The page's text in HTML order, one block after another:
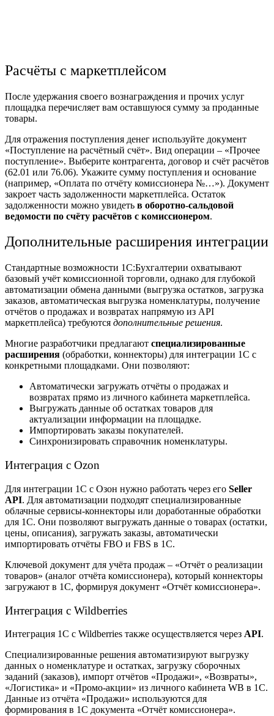
Расчёты с маркетплейсом
После удержания своего вознаграждения и прочих услуг
площадка перечисляет вам оставшуюся сумму за проданные
товары.
Для отражения поступления денег используйте документ
«Поступление на расчётный счёт». Вид операции – «Прочее
поступление». Выберите контрагента, договор и счёт расчётов
(62.01 или 76.06). Укажите сумму поступления и основание
(например, «Оплата по отчёту комиссионера №…»). Документ
закроет часть задолженности маркетплейса. Остаток
задолженности можно увидеть в оборотно-сальдовой
ведомости по счёту расчётов с комиссионером.
Дополнительные расширения интеграции
Стандартные возможности 1С:Бухгалтерии охватывают
базовый учёт комиссионной торговли, однако для глубокой
автоматизации обмена данными (выгрузка остатков, загрузка
заказов, автоматическая выгрузка номенклатуры, получение
отчётов о продажах и возвратах напрямую из API
маркетплейса) требуются дополнительные решения.
Многие разработчики предлагают специализированные
расширения (обработки, коннекторы) для интеграции 1С с
конкретными площадками. Они позволяют:
Автоматически загружать отчёты о продажах и
возвратах прямо из личного кабинета маркетплейса.
Выгружать данные об остатках товаров для
актуализации информации на площадке.
Импортировать заказы покупателей.
Синхронизировать справочник номенклатуры.
Интеграция с Ozon
Для интеграции 1С с Озон нужно работать через его Seller
API. Для автоматизации подходят специализированные
облачные сервисы-коннекторы или доработанные обработки
для 1С. Они позволяют выгружать данные о товарах (остатки,
цены, описания), загружать заказы, автоматически
импортировать отчёты FBO и FBS в 1С.
Ключевой документ для учёта продаж – «Отчёт о реализации
товаров» (аналог отчёта комиссионера), который коннекторы
загружают в 1С, формируя документ «Отчёт комиссионера».
Интеграция с Wildberries
Интеграция 1С с Wildberries также осуществляется через API.
Специализированные решения автоматизируют выгрузку
данных о номенклатуре и остатках, загрузку сборочных
заданий (заказов), импорт отчётов «Продажи», «Возвраты»,
«Логистика» и «Промо-акции» из личного кабинета WB в 1С.
Данные из отчёта «Продажи» используются для
формирования в 1С документа «Отчёт комиссионера».